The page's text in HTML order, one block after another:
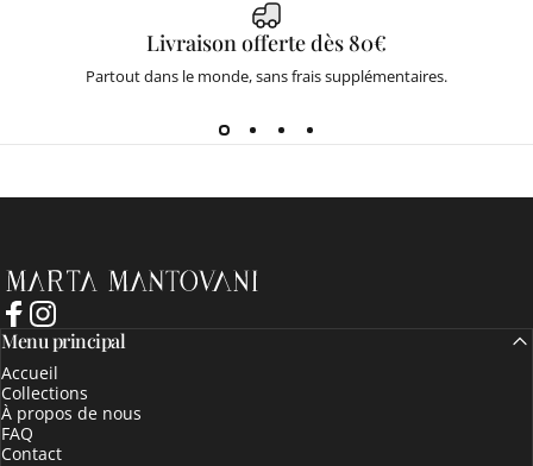
Livraison offerte dès 80€
Partout dans le monde, sans frais supplémentaires.
Marta Mantovani
Facebook
Instagram
Menu principal
Accueil
Collections
À propos de nous
FAQ
Contact